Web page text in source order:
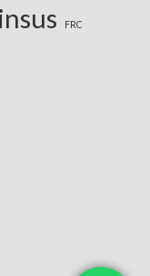
FRC